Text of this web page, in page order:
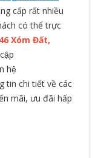
cấp rất nhiều
có thể trực
Xóm Đất,
hệ
tin chi tiết về các
mãi, ưu đãi hấp